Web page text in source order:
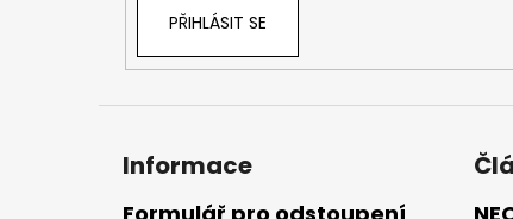
PŘIHLÁSIT SE
Informace